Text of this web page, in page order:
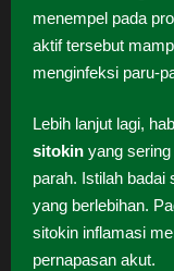
menempel pada
aktif tersebut
menginfeksi paru-
Lebih lanjut lagi,
sitokin yang
parah. Istilah badai
yang berlebihan.
sitokin inflamasi
pernapasan akut.